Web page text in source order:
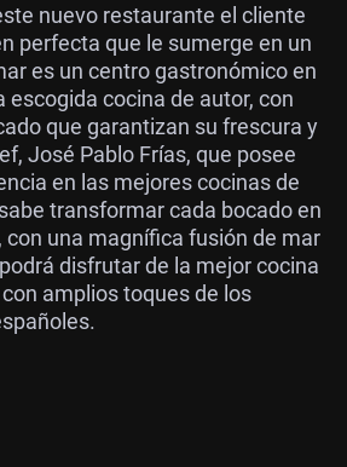
nuevo restaurante el cliente
perfecta que le sumerge en un
es un centro gastronómico en
escogida cocina de autor, con
que garantizan su frescura y
José Pablo Frías, que posee
en las mejores cocinas de
transformar cada bocado en
con una magnífica fusión de mar
disfrutar de la mejor cocina
amplios toques de los